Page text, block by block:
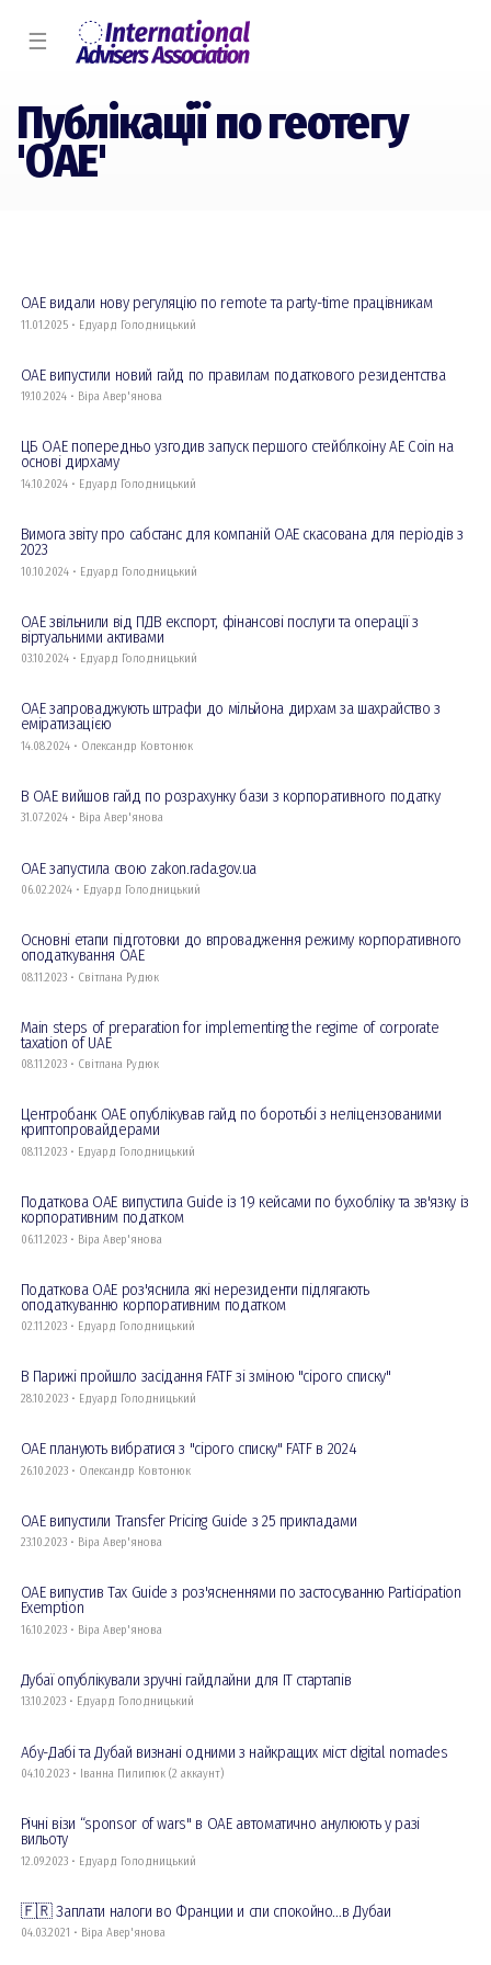
☰
Публікації по геотегу
'ОАЕ'
ОАЕ видали нову регуляцію по remote та party-time працівникам
11.01.2025 • Едуард Голодницький
ОАЕ випустили новий гайд по правилам податкового резидентства
19.10.2024 • Віра Авер'янова
ЦБ ОАЕ попередньо узгодив запуск першого стейблкоіну AE Coin на
основі дирхаму
14.10.2024 • Едуард Голодницький
Вимога звіту про сабстанс для компаній ОАЕ скасована для періодів з
2023
10.10.2024 • Едуард Голодницький
ОАЕ звільнили від ПДВ експорт, фінансові послуги та операції з
віртуальними активами
03.10.2024 • Едуард Голодницький
ОАЕ запроваджують штрафи до мільйона дирхам за шахрайство з
еміратизацією
14.08.2024 • Олександр Ковтонюк
В ОАЕ вийшов гайд по розрахунку бази з корпоративного податку
31.07.2024 • Віра Авер'янова
ОАЕ запустила свою zakon.rada.gov.ua
06.02.2024 • Едуард Голодницький
Основні етапи підготовки до впровадження режиму корпоративного
оподаткування ОАЕ
08.11.2023 • Світлана Рудюк
Main steps of preparation for implementing the regime of corporate
taxation of UAE
08.11.2023 • Світлана Рудюк
Центробанк ОАЕ опублікував гайд по боротьбі з неліцензованими
криптопровайдерами
08.11.2023 • Едуард Голодницький
Податкова ОАЕ випустила Guide із 19 кейсами по бухобліку та зв'язку із
корпоративним податком
06.11.2023 • Віра Авер'янова
Податкова ОАЕ роз'яснила які нерезиденти підлягають
оподаткуванню корпоративним податком
02.11.2023 • Едуард Голодницький
В Парижі пройшло засідання FATF зі зміною "сірого списку"
28.10.2023 • Едуард Голодницький
ОАЕ планують вибратися з "сірого списку" FATF в 2024
26.10.2023 • Олександр Ковтонюк
ОАЕ випустили Transfer Pricing Guide з 25 прикладами
23.10.2023 • Віра Авер'янова
ОАЕ випустив Tax Guide з роз'ясненнями по застосуванню Participation
Exemption
16.10.2023 • Віра Авер'янова
Дубаї опублікували зручні гайдлайни для IT стартапів
13.10.2023 • Едуард Голодницький
Абу-Дабі та Дубай визнані одними з найкращих міст digital nomades
04.10.2023 • Іванна Пилипюк (2 аккаунт)
Річні візи “sponsor of wars" в ОАЕ автоматично анулюють у разі
вильоту
12.09.2023 • Едуард Голодницький
🇫🇷 Заплати налоги во Франции и спи спокойно…в Дубаи
04.03.2021 • Віра Авер'янова